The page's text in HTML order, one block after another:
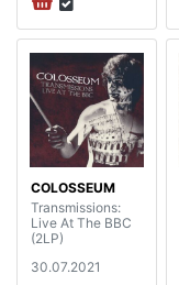
COLOSSEUM
Transmissions:
Live At The BBC
(2LP)
30.07.2021